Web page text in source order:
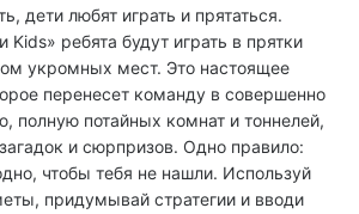
дети любят играть и прятаться.
Kids» ребята будут играть в прятки
укромных мест. Это настоящее
перенесет команду в совершенно
полную потайных комнат и тоннелей,
и сюрпризов. Одно правило:
чтобы тебя не нашли. Используй
придумывай стратегии и вводи